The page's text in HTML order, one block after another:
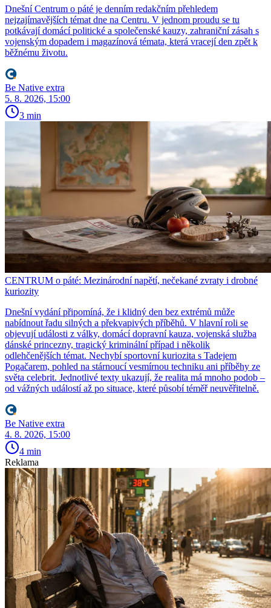
Dnešní Centrum o páté je denním redakčním přehledem
nejzajímavějších témat dne na Centru. V jednom proudu se tu
potkávají domácí politické a společenské kauzy, zahraniční zásah s
vojenským dopadem i magazínová témata, která vracejí den zpět k
běžnému životu.
Be Native extra
5. 8. 2026, 15:00
3 min
CENTRUM o páté: Mezinárodní napětí, nečekané zvraty i drobné
kuriozity
Dnešní vydání připomíná, že i klidný den bez extrémů může
nabídnout řadu silných a překvapivých příběhů. V hlavní roli se
objevují události z války, domácí dopravní kauza, vojenská služba
dánské princezny, tragický kriminální případ i několik
odlehčenějších témat. Nechybí sportovní kuriozita s Tadejem
Pogačarem, pohled na stárnoucí vesmírnou techniku ani příběhy ze
světa celebrit. Jednotlivé texty ukazují, že realita má mnoho podob –
od vážných událostí až po situace, které působí téměř neuvěřitelně.
Be Native extra
4. 8. 2026, 15:00
4 min
Reklama